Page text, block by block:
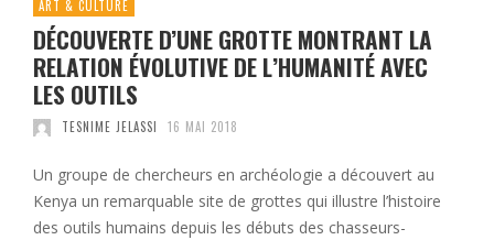
ART & CULTURE
DÉCOUVERTE D’UNE GROTTE MONTRANT LA
RELATION ÉVOLUTIVE DE L’HUMANITÉ AVEC
LES OUTILS
TESNIME JELASSI 16 MAI 2018
Un groupe de chercheurs en archéologie a découvert au
Kenya un remarquable site de grottes qui illustre l’histoire
des outils humains depuis les débuts des chasseurs-